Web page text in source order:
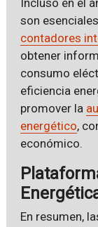
son
contadores
obtener
consumo
eficiencia
promover la
energético,
económico.
En resumen,